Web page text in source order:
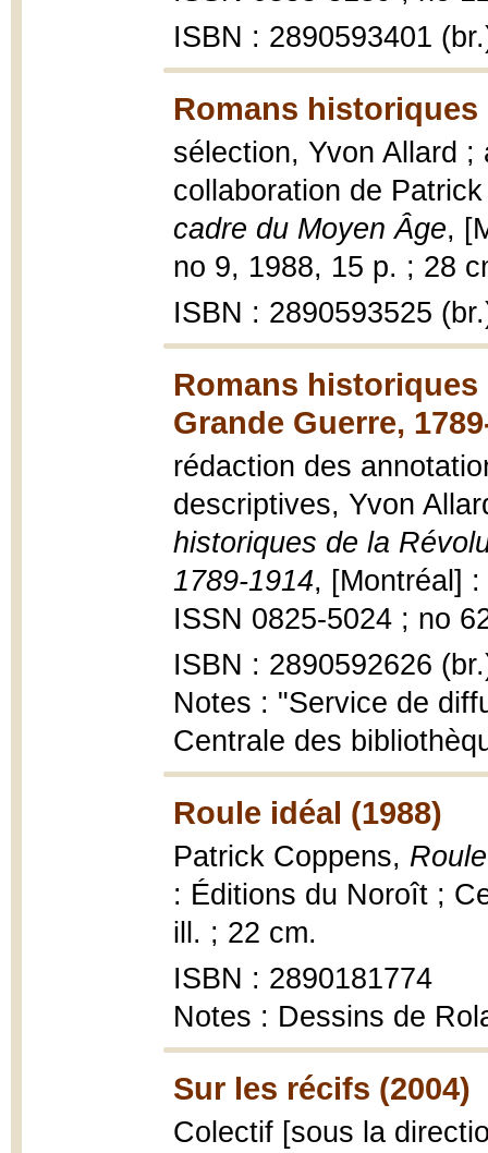
ISBN : 2890593401
Romans historiques
sélection, Yvon Allard
collaboration de
cadre du Moyen Âge,
no 9, 1988, 15 p. ; 28
ISBN : 2890593525
Romans
Grande Guerre,
rédaction des
descriptives, Yvon
historiques de la
1789-1914, [Montréal]
ISSN 0825-5024 ; no
ISBN : 2890592626
Notes : "Service de
Centrale des
Roule idéal (1988)
Patrick Coppens,
: Éditions du Noroît ;
ill. ; 22 cm.
ISBN : 2890181774
Notes : Dessins de
Sur les récifs (2004)
Colectif [sous la